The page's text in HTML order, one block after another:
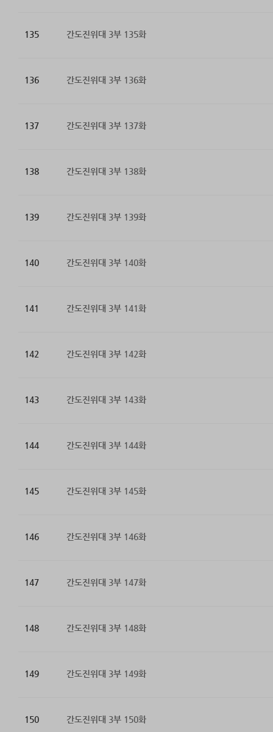
135 간도진위대 3부 135화
136 간도진위대 3부 136화
137 간도진위대 3부 137화
138 간도진위대 3부 138화
139 간도진위대 3부 139화
140 간도진위대 3부 140화
141 간도진위대 3부 141화
142 간도진위대 3부 142화
143 간도진위대 3부 143화
144 간도진위대 3부 144화
145 간도진위대 3부 145화
146 간도진위대 3부 146화
147 간도진위대 3부 147화
148 간도진위대 3부 148화
149 간도진위대 3부 149화
150 간도진위대 3부 150화